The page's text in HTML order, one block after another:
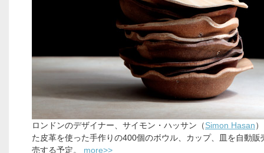
ロンドンのデザイナー、サイモン・ハッサン（Simon Hasan
た皮革を使った手作りの400個のボウル、カップ、皿を自動販
売する予定。 more>>